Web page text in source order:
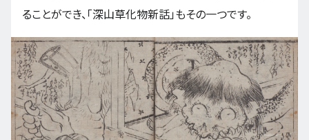
ることができ、「深山草化物新話」もその一つです。